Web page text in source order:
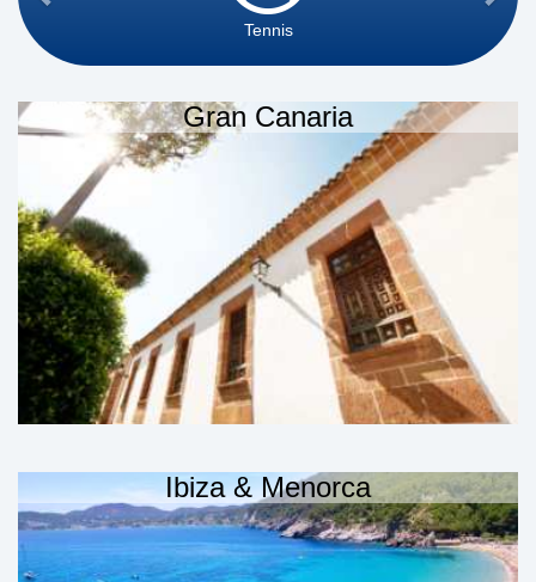
Tennis
Gran Canaria
Ibiza & Menorca